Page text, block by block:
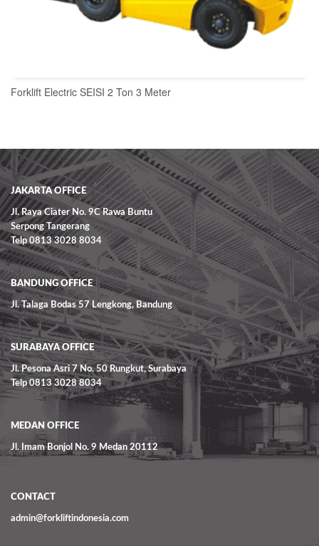
READ MORE
Forklift Electric SEISI 2 Ton 3 Meter
JAKARTA OFFICE
Jl. Raya Ciater No. 9C Rawa Buntu
Serpong Tangerang
Telp 0813 3028 8034
BANDUNG OFFICE
Jl. Talaga Bodas 57 Lengkong, Bandung
SURABAYA OFFICE
Jl. Pesona Asri 7 No. 50 Rungkut, Surabaya
Telp 0813 3028 8034
MEDAN OFFICE
Jl. Imam Bonjol No. 9 Medan 20112
CONTACT
admin@forkliftindonesia.com